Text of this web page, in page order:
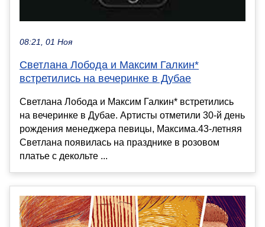
08:21, 01 Ноя
Светлана Лобода и Максим Галкин*
встретились на вечеринке в Дубае
Светлана Лобода и Максим Галкин* встретились
на вечеринке в Дубае. Артисты отметили 30-й день
рождения менеджера певицы, Максима.43-летняя
Светлана появилась на празднике в розовом
платье с декольте ...